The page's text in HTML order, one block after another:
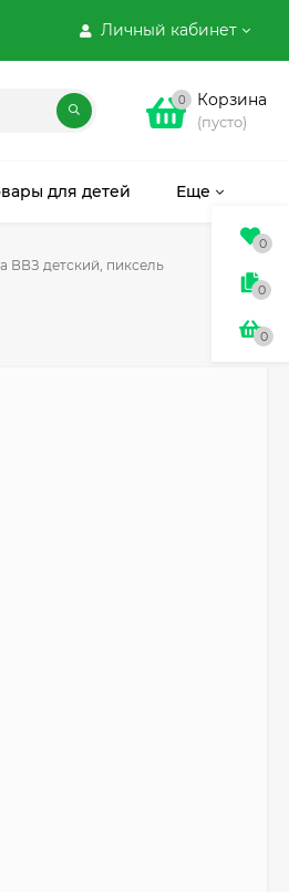
Личный кабинет
0 Корзина
(пусто)
для детей Еще
ВВЗ детский, пиксель
0
0
0